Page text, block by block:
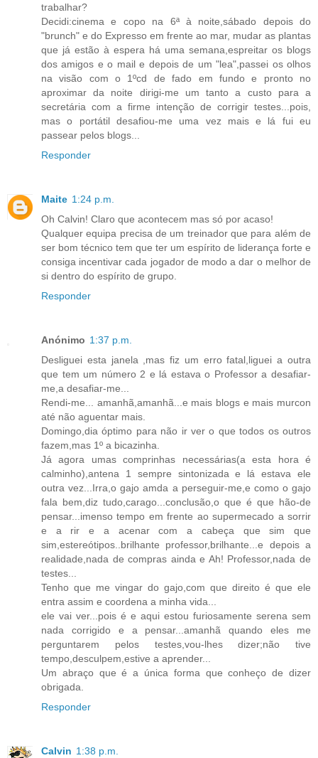
trabalhar?
Decidi:cinema e copo na 6ª à noite,sábado depois do
"brunch" e do Expresso em frente ao mar, mudar as plantas
que já estão à espera há uma semana,espreitar os blogs
dos amigos e o mail e depois de um "lea",passei os olhos
na visão com o 1ºcd de fado em fundo e pronto no
aproximar da noite dirigi-me um tanto a custo para a
secretária com a firme intenção de corrigir testes...pois,
mas o portátil desafiou-me uma vez mais e lá fui eu
passear pelos blogs...
Responder
Maite 1:24 p.m.
Oh Calvin! Claro que acontecem mas só por acaso!
Qualquer equipa precisa de um treinador que para além de
ser bom técnico tem que ter um espírito de liderança forte e
consiga incentivar cada jogador de modo a dar o melhor de
si dentro do espírito de grupo.
Responder
Anónimo 1:37 p.m.
Desliguei esta janela ,mas fiz um erro fatal,liguei a outra
que tem um número 2 e lá estava o Professor a desafiar-
me,a desafiar-me...
Rendi-me... amanhã,amanhã...e mais blogs e mais murcon
até não aguentar mais.
Domingo,dia óptimo para não ir ver o que todos os outros
fazem,mas 1º a bicazinha.
Já agora umas comprinhas necessárias(a esta hora é
calminho),antena 1 sempre sintonizada e lá estava ele
outra vez...Irra,o gajo amda a perseguir-me,e como o gajo
fala bem,diz tudo,carago...conclusão,o que é que hão-de
pensar...imenso tempo em frente ao supermecado a sorrir
e a rir e a acenar com a cabeça que sim que
sim,estereótipos..brilhante professor,brilhante...e depois a
realidade,nada de compras ainda e Ah! Professor,nada de
testes...
Tenho que me vingar do gajo,com que direito é que ele
entra assim e coordena a minha vida...
ele vai ver...pois é e aqui estou furiosamente serena sem
nada corrigido e a pensar...amanhã quando eles me
perguntarem pelos testes,vou-lhes dizer;não tive
tempo,desculpem,estive a aprender...
Um abraço que é a única forma que conheço de dizer
obrigada.
Responder
Calvin 1:38 p.m.